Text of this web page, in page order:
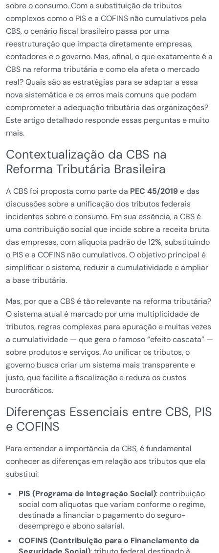
sobre o consumo. Com a substituição de tributos
complexos como o PIS e a COFINS não cumulativos pela
CBS, o cenário fiscal brasileiro passa por uma
reestruturação que impacta diretamente empresas,
contadores e o governo. Mas, afinal, o que exatamente é a
CBS na reforma tributária e como ela afeta o mercado
real? Quais são as estratégias para se adaptar a essa
nova sistemática e os erros mais comuns que podem
comprometer a adequação tributária das organizações?
Este artigo detalhado responde essas perguntas e muito
mais.
Contextualização da CBS na
Reforma Tributária Brasileira
A CBS foi proposta como parte da PEC 45/2019e das
discussões sobre a unificação dos tributos federais
incidentes sobre o consumo. Em sua essência, a CBS é
uma contribuição social que incide sobre a receita bruta
das empresas, com alíquota padrão de 12%, substituindo
o PIS e a COFINS não cumulativos. O objetivo principal é
simplificar o sistema, reduzir a cumulatividade e ampliar
a base tributária.
Mas, por que a CBS é tão relevante na reforma tributária?
O sistema atual é marcado por uma multiplicidade de
tributos, regras complexas para apuração e muitas vezes
a cumulatividade — que gera o famoso “efeito cascata” —
sobre produtos e serviços. Ao unificar os tributos, o
governo busca criar um sistema mais transparente e
justo, que facilite a fiscalização e reduza os custos
burocráticos.
Diferenças Essenciais entre CBS, PIS
e COFINS
Para entender a importância da CBS, é fundamental
conhecer as diferenças em relação aos tributos que ela
substitui:
PIS (Programa de Integração Social): contribuição
social com alíquotas que variam conforme o regime,
destinada a financiar o pagamento do seguro-
desemprego e abono salarial.
COFINS (Contribuição para o Financiamento da